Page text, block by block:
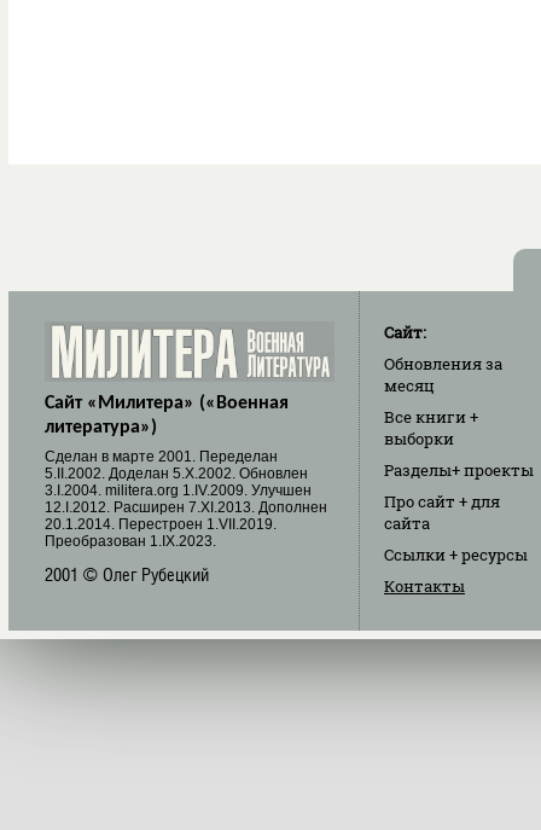
Сайт «Милитера» («Военная
литература»)
Cделан в марте 2001. Переделан
5.II.2002. Доделан 5.X.2002. Обновлен
3.I.2004. militera.org 1.IV.2009. Улучшен
12.I.2012. Расширен 7.XI.2013. Дополнен
20.1.2014. Перестроен 1.VII.2019.
Преобразован 1.IX.2023.
2001 © Олег Рубецкий
Сайт:
Обновленияза
месяц
Все книги+
выборки
Разделы+ проекты
Про сайт + для
сайта
Ссылки+ ресурсы
Контакты